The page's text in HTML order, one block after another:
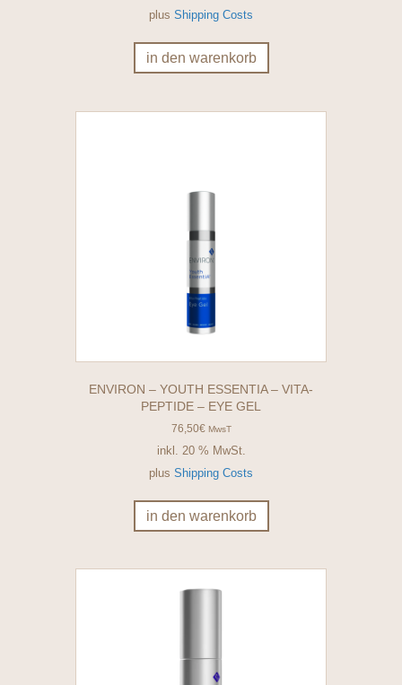
plus Shipping Costs
in den warenkorb
ENVIRON – YOUTH ESSENTIA – VITA-
PEPTIDE – EYE GEL
76,50€ MwsT
inkl. 20 % MwSt.
plus Shipping Costs
in den warenkorb